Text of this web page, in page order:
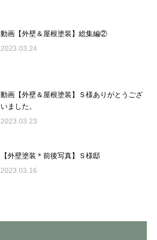
動画【外壁＆屋根塗装】総集編②
2023.03.24
動画【外壁＆屋根塗装】Ｓ様ありがとうござ
いました。
2023.03.23
【外壁塗装＊前後写真】Ｓ様邸
2023.03.16